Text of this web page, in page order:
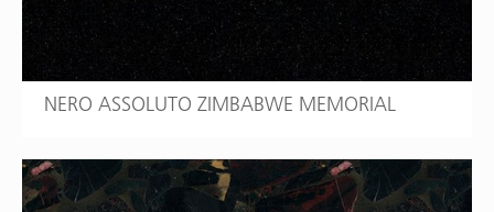
NERO ASSOLUTO ZIMBABWE MEMORIAL